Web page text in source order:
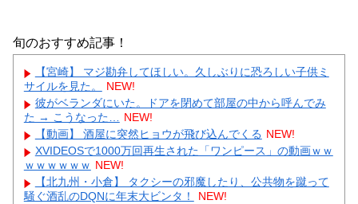
旬のおすすめ記事！
【宮崎】 マジ勘弁してほしい。久しぶりに恐ろしい子供ミ
サイルを見た。
NEW!
彼がベランダにいた。ドアを閉めて部屋の中から呼んでみ
た → こうなった… NEW!
【動画】 酒屋に突然ヒョウが飛び込んでくる NEW!
XVIDEOSで1000万回再生された「ワンピース」の動画ｗｗ
ｗｗｗｗｗｗ NEW!
【北九州・小倉】 タクシーの邪魔したり、公共物を蹴って
騒ぐ酒乱のDQNに年末大ビンタ！
NEW!